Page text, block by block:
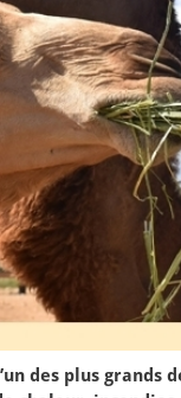
des plus grands